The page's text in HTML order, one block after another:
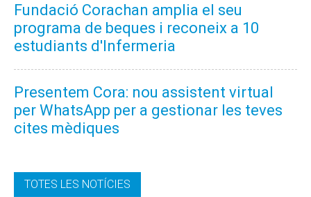
Fundació Corachan amplia el seu
programa de beques i reconeix a 10
estudiants d'Infermeria
Presentem Cora: nou assistent virtual
per WhatsApp per a gestionar les teves
cites mèdiques
TOTES LES NOTÍCIES